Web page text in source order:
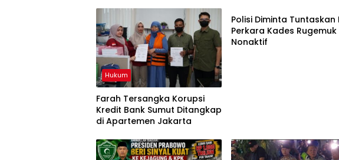
Hukum
Farah Tersangka Korupsi
Kredit Bank Sumut Ditangkap
di Apartemen Jakarta
Polisi Diminta Tuntaskan
Perkara Kades Rugemuk
Nonaktif